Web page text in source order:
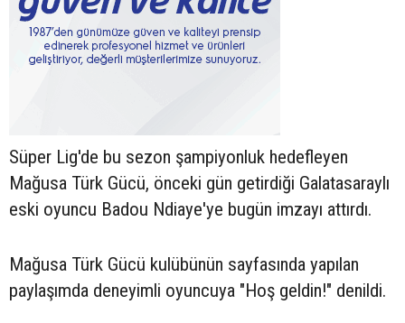
Süper Lig'de bu sezon şampiyonluk hedefleyen
Mağusa Türk Gücü, önceki gün getirdiği Galatasaraylı
eski oyuncu Badou Ndiaye'ye bugün imzayı attırdı.
Mağusa Türk Gücü kulübünün sayfasında yapılan
paylaşımda deneyimli oyuncuya "Hoş geldin!" denildi.